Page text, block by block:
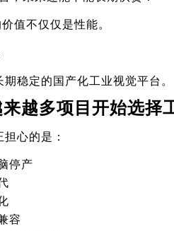
价值不仅仅是性能。
稳定的国产化工业视觉平台。
越多项目开始选择
心的是：
停产
容